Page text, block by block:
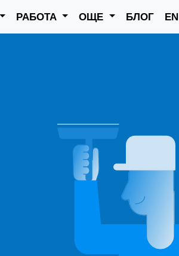
РАБОТА ОЩЕ БЛОГ EN